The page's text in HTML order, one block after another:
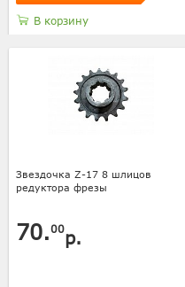
В корзину
Звездочка Z-17 8 шлицов
редуктора фрезы
70.00р.